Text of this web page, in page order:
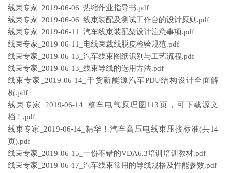
线束专家_2019-06-06_热缩作业指导书.pdf
线束专家_2019-06-06_线束装配及测试工作台的设计原则.pdf
线束专家_2019-06-11_汽车线束装配架设计注意事项.pdf
线束专家_2019-06-11_电线束裁线脱皮检验规范.pdf
线束专家_2019-06-13_汽车线束图纸识别与工艺流程.pdf
线束专家_2019-06-13_线束导线的选用方法.pdf
线束专家_2019-06-14_干货新能源汽车PDU结构设计全面解
析.pdf
线束专家_2019-06-14_整车电气原理图113页，可下载源文
档！.pdf
线束专家_2019-06-14_精华！汽车高压电线束压接标准(共14
页).pdf
线束专家_2019-06-15_一份不错的VDA6.3培训培训教材.pdf
线束专家_2019-06-17_汽车线束常用的导线规格及性能参数.pdf